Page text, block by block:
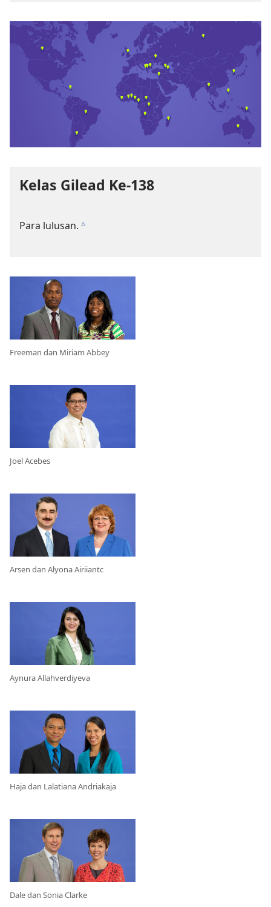
Kelas Gilead Ke-138
Para lulusan. c
Freeman dan Miriam Abbey
Joel Acebes
Arsen dan Alyona Airiiantc
Aynura Allahverdiyeva
Haja dan Lalatiana Andriakaja
Dale dan Sonia Clarke